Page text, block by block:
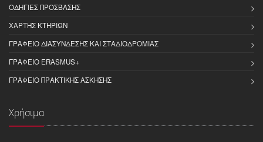
ΟΔΗΓΊΕΣ ΠΡΌΣΒΑΣΗΣ
ΧΆΡΤΗΣ ΚΤΗΡΊΩΝ
ΓΡΑΦΕΊΟ ΔΙΑΣΎΝΔΕΣΗΣ ΚΑΙ ΣΤΑΔΙΟΔΡΟΜΊΑΣ
ΓΡΑΦΕΊΟ ERASMUS+
ΓΡΑΦΕΊΟ ΠΡΑΚΤΙΚΉΣ ΆΣΚΗΣΗΣ
Χρήσιμα